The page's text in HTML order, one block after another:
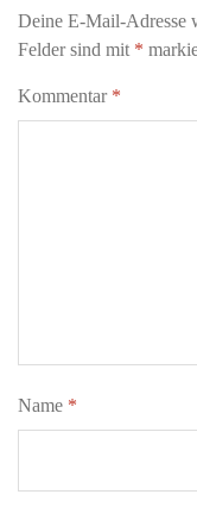
Deine E-Mail-Adresse
Felder sind mit *
Kommentar *
Name *